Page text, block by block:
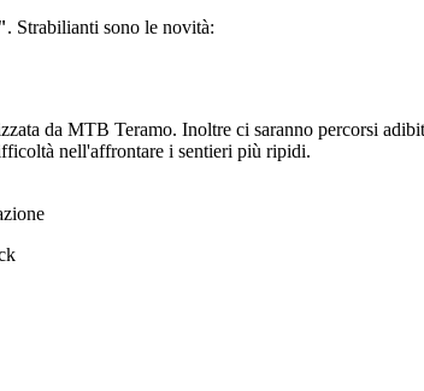
. Strabilianti sono le novità:
da MTB Teramo. Inoltre ci saranno percorsi
nell'affrontare i sentieri più ripidi.